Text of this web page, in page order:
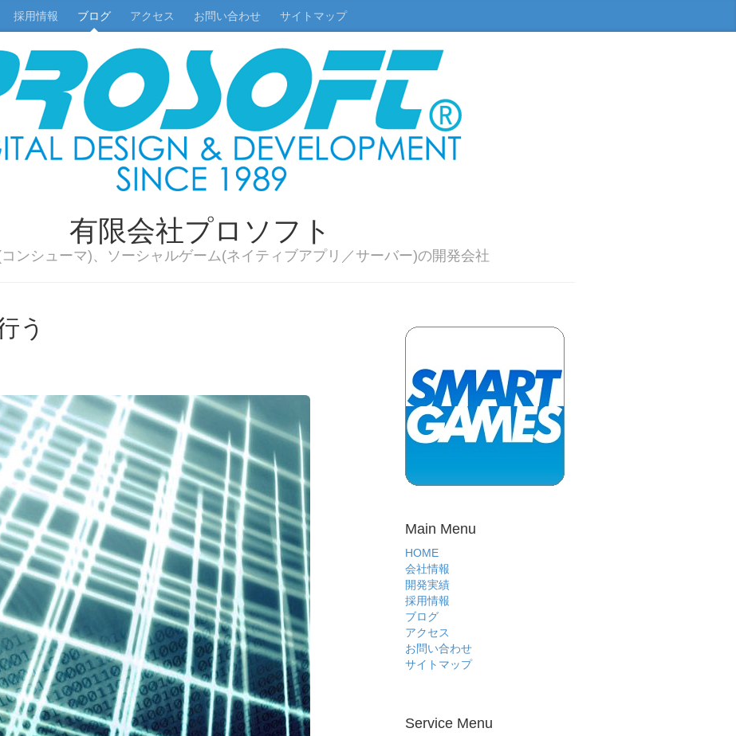
採用情報 ブログ アクセス お問い合わせ サイトマップ
有限会社プロソフト
ンシューマ)、ソーシャルゲーム(ネイティブアプリ／サーバー)の開発会社
う
Main Menu
HOME
会社情報
開発実績
採用情報
ブログ
アクセス
お問い合わせ
サイトマップ
Service Menu